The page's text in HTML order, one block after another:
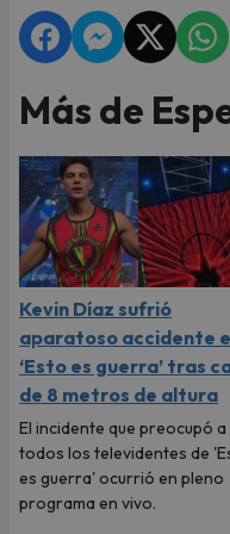
Más de
Kevin Díaz sufrió
aparatoso accidente
‘Esto es guerra’ tras
de 8 metros de altura
El incidente que preocupó a
todos los televidentes de
es guerra' ocurrió en pleno
programa en vivo.